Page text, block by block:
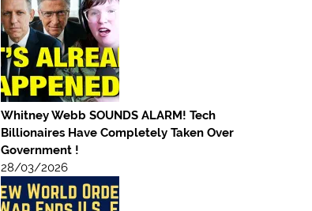
Whitney Webb SOUNDS ALARM! Tech
Billionaires Have Completely Taken Over
Government !
28/03/2026